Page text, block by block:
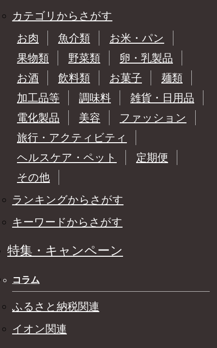
カテゴリからさがす
お肉
魚介類
お米・パン
果物類
野菜類
卵・乳製品
お酒
飲料類 お菓子
麺類
加工品等
調味料
雑貨・日用品
電化製品
美容
ファッション
旅行・アクティビティ
ヘルスケア・ペット
定期便
その他
ランキングからさがす
キーワードからさがす
特集・キャンペーン
コラム
ふるさと納税関連
イオン関連